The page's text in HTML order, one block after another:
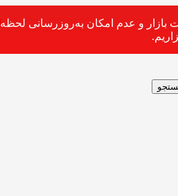
بازار و عدم امکان به‌روزرسانی